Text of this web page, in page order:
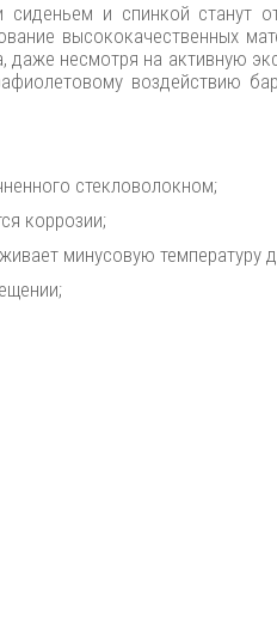
и спинкой станут
высококачественных
даже несмотря на активную
воздействию
стекловолокном;
коррозии;
минусовую температуру